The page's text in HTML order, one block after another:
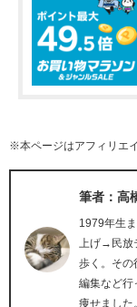
※本ページはアフィリエ
筆者：高
1979年生
上げ→民放
歩く。その
編集など行
痩せました。